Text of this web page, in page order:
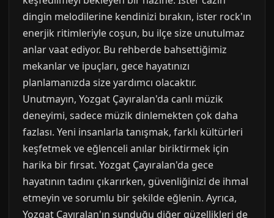
dingin melodilerine kendinizi bırakın, ister rock'ın
enerjik ritimleriyle coşun, bu ilçe size unutulmaz
anlar vaat ediyor. Bu rehberde bahsettiğimiz
mekanlar ve ipuçları, gece hayatınızı
planlamanızda size yardımcı olacaktır.
Unutmayın, Yozgat Çayıralan'da canlı müzik
deneyimi, sadece müzik dinlemekten çok daha
fazlası. Yeni insanlarla tanışmak, farklı kültürleri
keşfetmek ve eğlenceli anılar biriktirmek için
harika bir fırsat. Yozgat Çayıralan'da gece
hayatının tadını çıkarırken, güvenliğinizi de ihmal
etmeyin ve sorumlu bir şekilde eğlenin. Ayrıca,
Yozgat Çayıralan'ın sunduğu diğer güzellikleri de